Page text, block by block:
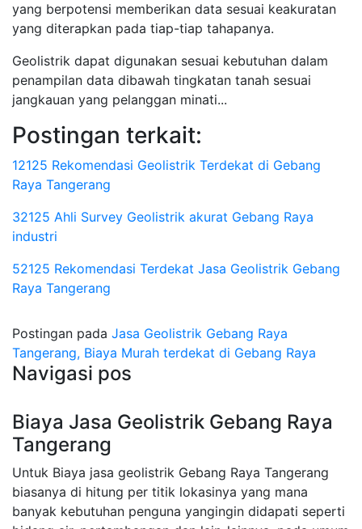
yang berpotensi memberikan data sesuai keakuratan
yang diterapkan pada tiap-tiap tahapanya.
Geolistrik dapat digunakan sesuai kebutuhan dalam
penampilan data dibawah tingkatan tanah sesuai
jangkauan yang pelanggan minati...
Postingan terkait:
12125 Rekomendasi Geolistrik Terdekat di Gebang
Raya Tangerang
32125 Ahli Survey Geolistrik akurat Gebang Raya
industri
52125 Rekomendasi Terdekat Jasa Geolistrik Gebang
Raya Tangerang
Postingan pada Jasa Geolistrik Gebang Raya
Tangerang, Biaya Murah terdekat di Gebang Raya
Navigasi pos
Biaya Jasa Geolistrik Gebang Raya
Tangerang
Untuk Biaya jasa geolistrik Gebang Raya Tangerang
biasanya di hitung per titik lokasinya yang mana
banyak kebutuhan penguna yangingin didapati seperti